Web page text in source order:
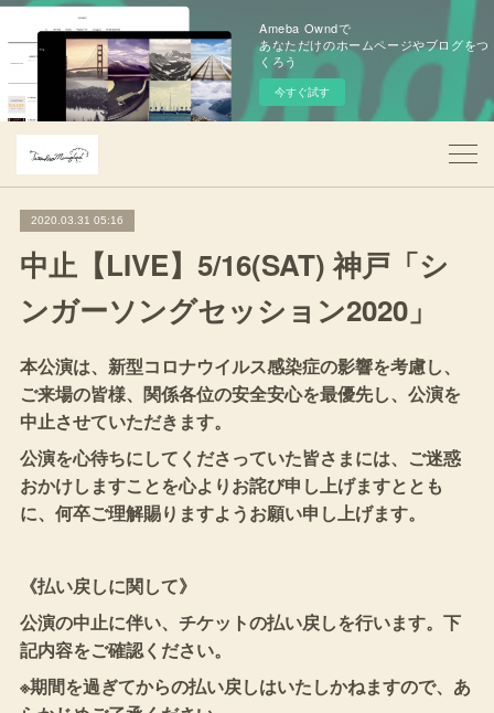
Ameba Owndで
あなただけのホームページやブログをつ
くろう
今すぐ試す
2020.03.31 05:16
中止【LIVE】5/16(SAT) 神戸「シ
ンガーソングセッション2020」
本公演は、新型コロナウイルス感染症の影響を考慮し、
ご来場の皆様、関係各位の安全安心を最優先し、公演を
中止させていただきます。
公演を心待ちにしてくださっていた皆さまには、ご迷惑
おかけしますことを心よりお詫び申し上げますととも
に、何卒ご理解賜りますようお願い申し上げます。
《払い戻しに関して》
公演の中止に伴い、チケットの払い戻しを行います。下
記内容をご確認ください。
※期間を過ぎてからの払い戻しはいたしかねますので、あ